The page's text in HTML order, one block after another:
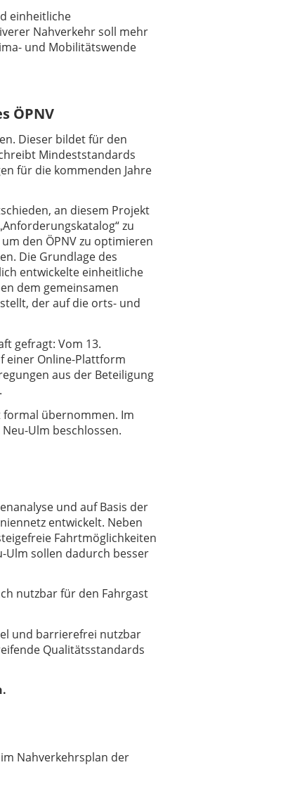
einheitliche
Nahverkehr soll mehr
und Mobilitätswende
ÖPNV
Dieser bildet für den
Mindeststandards
für die kommenden Jahre
an diesem Projekt
zu
den ÖPNV zu optimieren
Die Grundlage des
entwickelte einheitliche
dem gemeinsamen
der auf die orts- und
gefragt: Vom 13.
einer Online-Plattform
aus der Beteiligung
formal übernommen. Im
Ulm beschlossen.
und auf Basis der
entwickelt. Neben
Fahrtmöglichkeiten
Ulm sollen dadurch besser
nutzbar für den Fahrgast
und barrierefrei nutzbar
Qualitätsstandards
Nahverkehrsplan der